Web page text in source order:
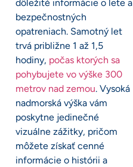
dôležité informácie o lete a
bezpečnostných
opatreniach. Samotný let
trvá približne 1 až 1,5
hodiny, počas ktorých sa
pohybujete vo výške 300
metrov nad zemou. Vysoká
nadmorská výška vám
poskytne jedinečné
vizuálne zážitky, pričom
môžete získať cenné
informácie o histórii a